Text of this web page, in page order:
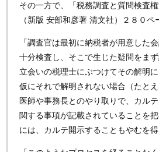
その一方で、「税務調査と質問検査権
（新版 安部和彦著 清文社）２８０ペ
「調査官は最初に納税者が用意した
十分検査し、そこで生じた疑問をま
立会いの税理士にぶつけてその解明に
仮にそれで解明されない場合（たと
医師や事務長とのやり取りで、カル
関する事項が記載されていることを把
には、カルテ開示することもやむを得